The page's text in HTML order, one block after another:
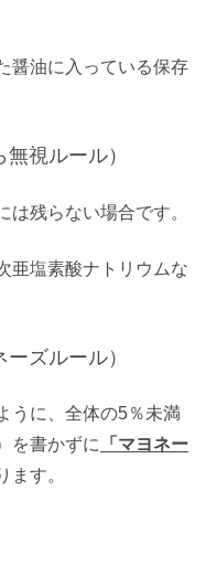
醤油に入っている保存
視ルール）
残らない場合です。
亜塩素酸ナトリウムな
ズルール）
うに、全体の5％未満
を書かずに 「マヨネー
ます。